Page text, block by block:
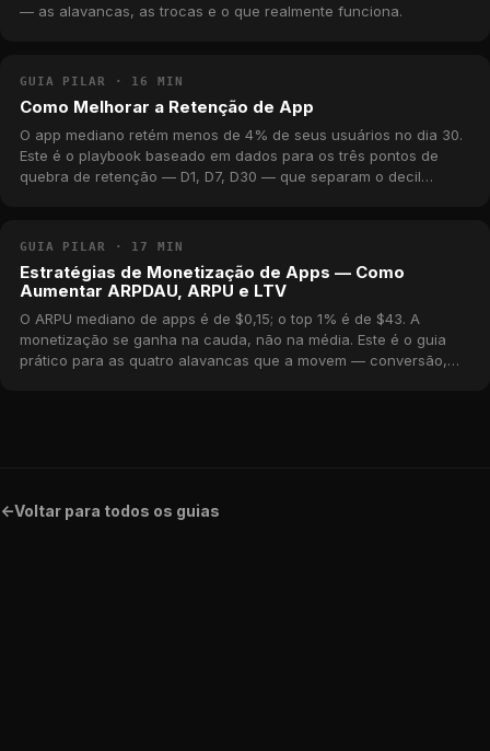
— as alavancas, as trocas e o que realmente funciona.
GUIA PILAR · 16 MIN
Como Melhorar a Retenção de App
O app mediano retém menos de 4% de seus usuários no dia 30.
Este é o playbook baseado em dados para os três pontos de
quebra de retenção — D1, D7, D30 — que separam o decil
GUIA PILAR · 17 MIN
Estratégias de Monetização de Apps — Como
Aumentar ARPDAU, ARPU e LTV
O ARPU mediano de apps é de $0,15; o top 1% é de $43. A
monetização se ganha na cauda, não na média. Este é o guia
prático para as quatro alavancas que a movem — conversão,
<-Voltar para todos os guias